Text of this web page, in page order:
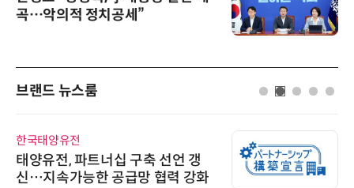
곡…악의적 정치공세”
브랜드 뉴스룸
한국태양유전
태양유전, 파트너십 구축 선언 갱
신…지속가능한 공급망 협력 강화